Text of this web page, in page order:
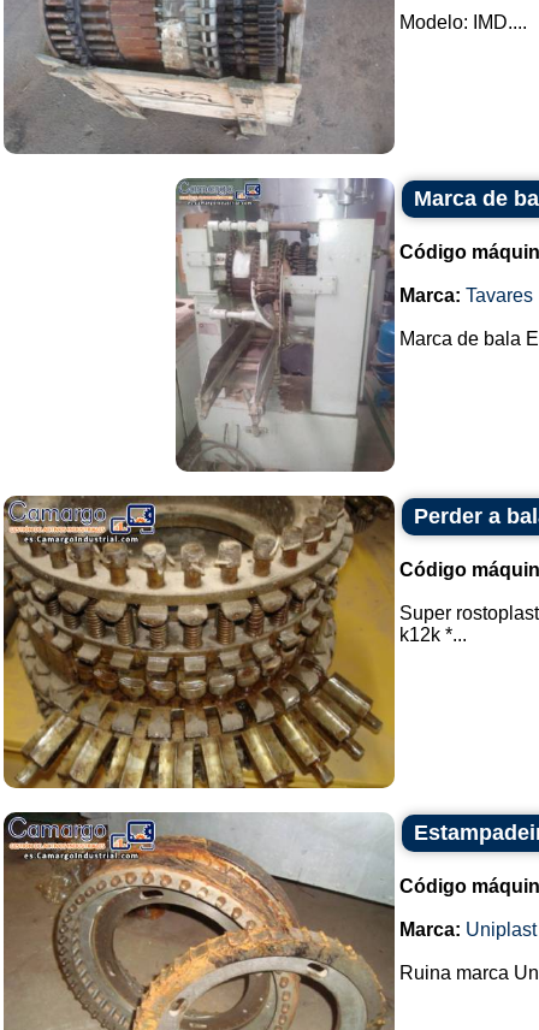
Modelo: IMD....
Marca de
Código
Marca: Tavares
Marca de bala
Perder a
Código
Super
k12k *...
Código
Marca: Uniplast
Ruina marca